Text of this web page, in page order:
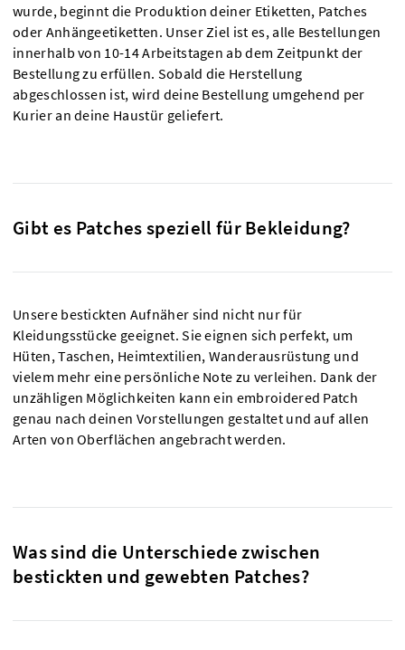
wurde, beginnt die Produktion deiner Etiketten, Patches
oder Anhängeetiketten. Unser Ziel ist es, alle Bestellungen
innerhalb von 10-14 Arbeitstagen ab dem Zeitpunkt der
Bestellung zu erfüllen. Sobald die Herstellung
abgeschlossen ist, wird deine Bestellung umgehend per
Kurier an deine Haustür geliefert.
Gibt es Patches speziell für Bekleidung?
Unsere bestickten Aufnäher sind nicht nur für
Kleidungsstücke geeignet. Sie eignen sich perfekt, um
Hüten, Taschen, Heimtextilien, Wanderausrüstung und
vielem mehr eine persönliche Note zu verleihen. Dank der
unzähligen Möglichkeiten kann ein embroidered Patch
genau nach deinen Vorstellungen gestaltet und auf allen
Arten von Oberflächen angebracht werden.
Was sind die Unterschiede zwischen
bestickten und gewebten Patches?